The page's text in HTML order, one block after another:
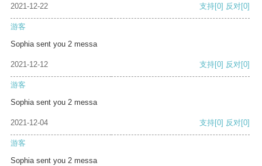
2021-12-22 支持[0] 反对[0]
游客
Sophia sent you 2 messa
2021-12-12 支持[0] 反对[0]
游客
Sophia sent you 2 messa
2021-12-04 支持[0] 反对[0]
游客
Sophia sent you 2 messa